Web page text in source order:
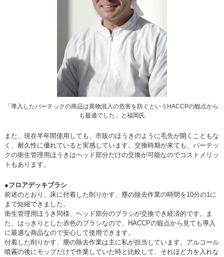
「導入したバーテックの商品は異物混入の危害を防ぐというHACCPの観点から
も最適でした」と福岡氏
また、現在半年間使用しても、市販のほうきのように毛先が開くこともな
く、耐久性に優れていると実感しています。交換時期が来ても、バーテッ
クの衛生管理用ほうきはヘッド部分だけの交換が可能なのでコストメリッ
トもあります。
●フロアデッキブラシ
前述のとおり、床に付着した削りかす、塵の除去作業の時間を10分の1に
まで短縮できました。
衛生管理用ほうき同様、ヘッド部分のブラシが交換でき経済的です。ま
た、はっきりとした赤色のブラシなので、HACCPの観点から見ても導入
に最適な商品なので安心して使用できます。
付着した削りかす、塵の除去作業は主に私が担当しています。アルコール
噴霧の後にモップだけで作業していた時と比較して、それほど力を入れな